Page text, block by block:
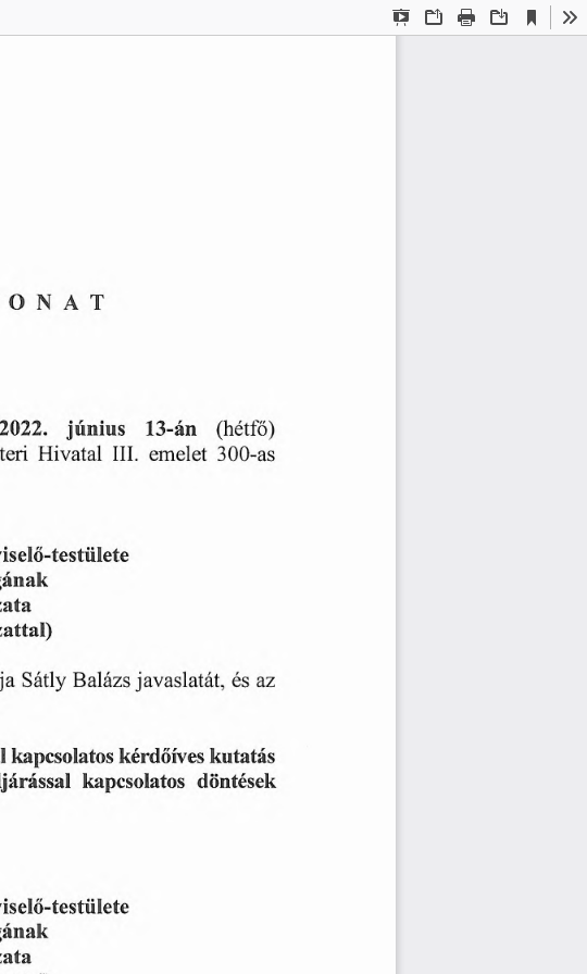
Presentation
OpenPrint Download
Current
View
2022. június 13-án
(hétfő)
Hivatal III. emelet 300-as
testülete
Sátly Balázs javaslatát, és az
kapcsolatos kérdőíves kutatás
kapcsolatos döntések
testülete